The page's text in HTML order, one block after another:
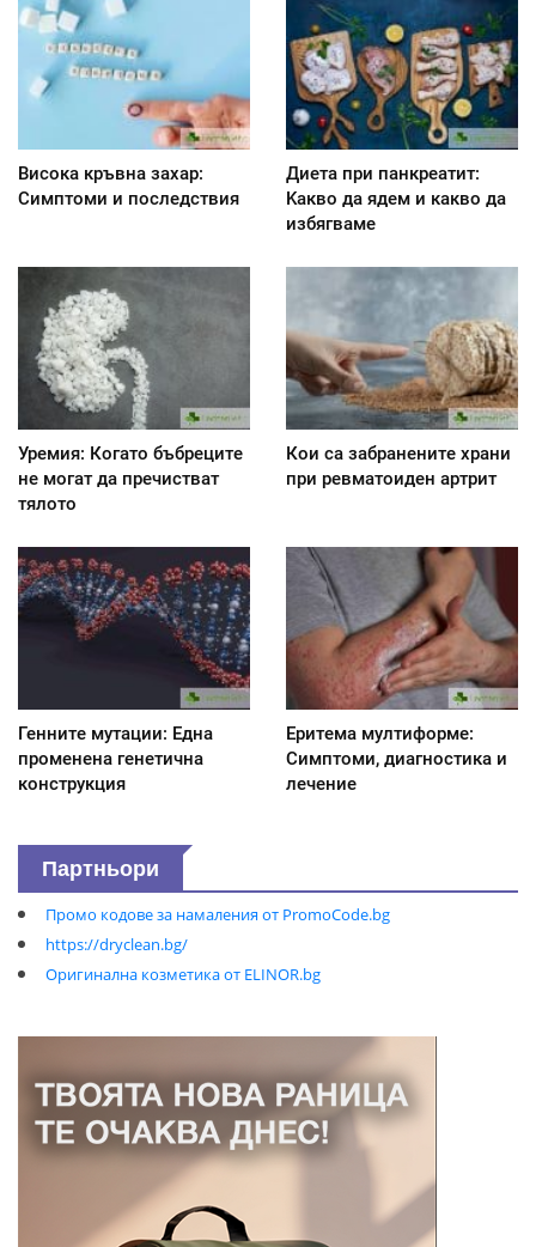
Висока кръвна захар:
Симптоми и последствия
Диета при панкреатит:
Kакво да ядем и какво да
избягваме
Уремия: Когато бъбреците
не могат да пречистват
тялото
Кои са забранените храни
при ревматоиден артрит
Генните мутации: Една
променена генетична
конструкция
Еритема мултиформе:
Симптоми, диагностика и
лечение
Партньори
Промо кодове за намаления от PromoCode.bg
https://dryclean.bg/
Оригинална козметика от ELINOR.bg